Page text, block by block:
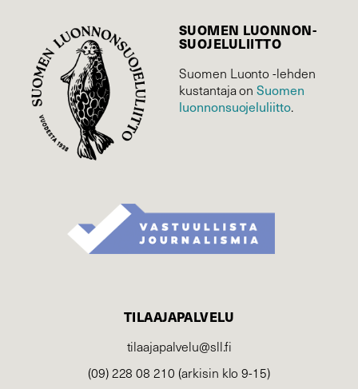
SUOMEN LUONNON­
SUOJELU­LIITTO
Suomen Luonto -lehden
kustantaja onSuomen
luonnonsuojelu­liitto.
TILAAJAPALVELU
tilaajapalvelu@sll.fi
(09) 228 08 210 (arkisin klo 9-15)